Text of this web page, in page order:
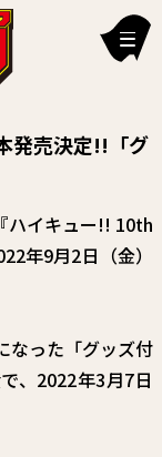
発売決定!!「グ
ハイキュー!! 10th
年9月2日（金）
なった「グッズ付
、2022年3月7日